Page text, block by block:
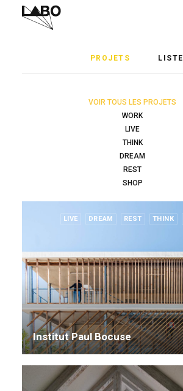
PROJETS
PROJETS LISTE
VOIR TOUS LES PROJETS
WORK
LIVE
THINK
DREAM
REST
SHOP
LIVE DREAM REST THINK
Institut Paul Bocuse